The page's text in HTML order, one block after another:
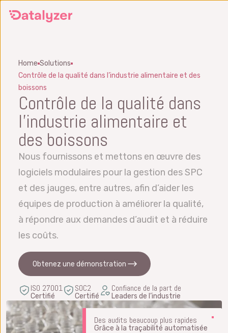
Home Solutions
Contrôle de la qualité dans l’industrie alimentaire et des
boissons
Contrôle de la qualité dans
l’industrie alimentaire et
des boissons
Nous fournissons et mettons en œuvre des
logiciels modulaires pour la gestion des SPC
et des jauges, entre autres, afin d’aider les
équipes de production à améliorer la qualité,
à répondre aux demandes d’audit et à réduire
les coûts.
Obtenez une démonstration
ISO 27001
Certifié
SOC2
Certifié
Confiance de la part de
Leaders de l’industrie
Des audits beaucoup plus rapides
Grâce à la traçabilité automatisée